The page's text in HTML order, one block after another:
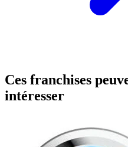
Ces franchises
intéresser